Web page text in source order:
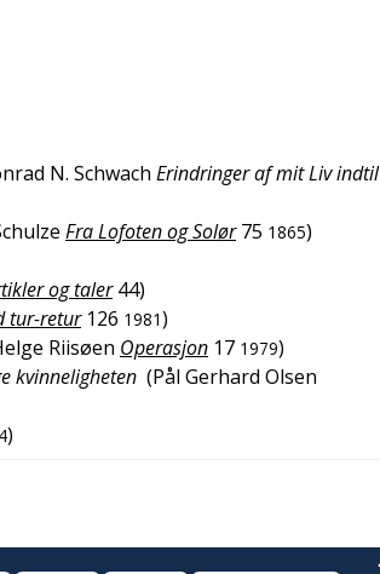
N. Schwach Erindringer af mit Liv indtil
Fra Lofoten og Solør 75 1865)
og taler 44)
tur-retur 126 1981)
Riisøen Operasjon 17 1979)
kvinneligheten (Pål Gerhard Olsen
)